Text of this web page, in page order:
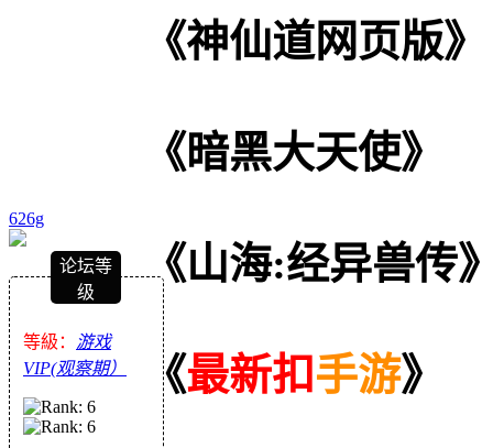
626g
论坛等
级
等級： 游戏
VIP(观察期）
《神仙道网页版》
《暗黑大天使》
《山海:经异兽传
《最新扣 手游》